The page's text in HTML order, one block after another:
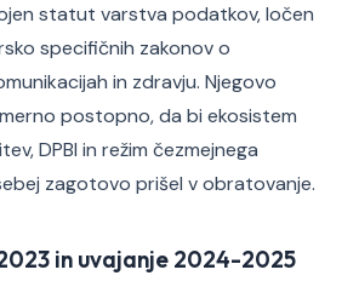
statut varstva podatkov, ločen
specifičnih zakonov o
in zdravju. Njegovo
postopno, da bi ekosistem
DPBI in režim čezmejnega
zagotovo prišel v obratovanje.
in uvajanje 2024-2025